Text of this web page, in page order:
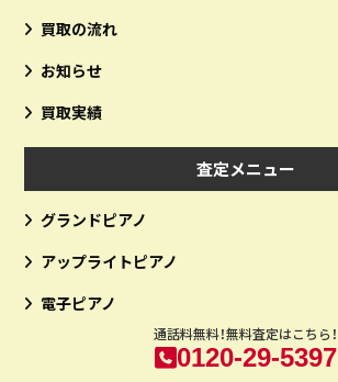
買取の流れ
お知らせ
買取実績
査定メニュー
グランドピアノ
アップライトピアノ
電子ピアノ
通話料無料！無料査定はこちら！
0120-29-5397